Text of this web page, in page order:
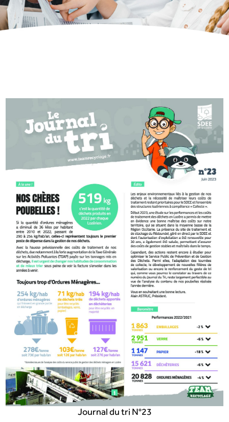
Journal du tri N°23